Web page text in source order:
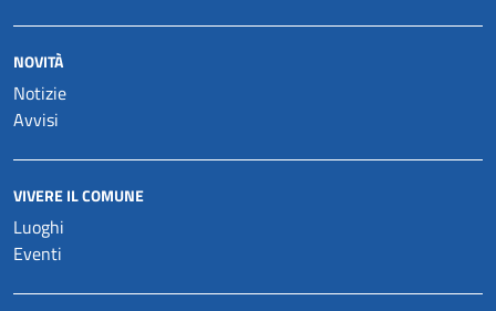
NOVITÀ
Notizie
Avvisi
VIVERE IL COMUNE
Luoghi
Eventi